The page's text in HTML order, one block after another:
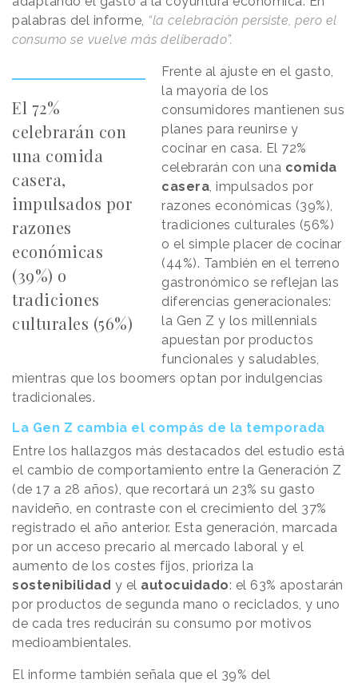
palabras del informe, “la celebración persiste, pero el
consumo se vuelve más deliberado”.
El 72%
celebrarán con
una comida
casera,
impulsados por
razones
económicas
(39%) o
tradiciones
culturales (56%)
Frente al ajuste en el gasto,
la mayoría de los
consumidores mantienen sus
planes para reunirse y
cocinar en casa. El 72%
celebrarán con una comida
casera , impulsados por
razones económicas (39%),
tradiciones culturales (56%)
o el simple placer de cocinar
(44%). También en el terreno
gastronómico se reflejan las
diferencias generacionales:
la Gen Z y los millennials
apuestan por productos
funcionales y saludables,
mientras que los boomers optan por indulgencias
tradicionales.
La Gen Z cambia el compás de la temporada
Entre los hallazgos más destacados del estudio está
el cambio de comportamiento entre la Generación Z
(de 17 a 28 años), que recortará un 23% su gasto
navideño, en contraste con el crecimiento del 37%
registrado el año anterior. Esta generación, marcada
por un acceso precario al mercado laboral y el
aumento de los costes fijos, prioriza la
sostenibilidad y el autocuidado: el 63% apostarán
por productos de segunda mano o reciclados, y uno
de cada tres reducirán su consumo por motivos
medioambientales.
El informe también señala que el 39% del